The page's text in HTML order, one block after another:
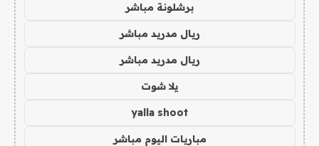
برشلونة مباشر
ريال مدريد مباشر
ريال مدريد مباشر
يلا شوت
yalla shoot
مباريات اليوم مباشر